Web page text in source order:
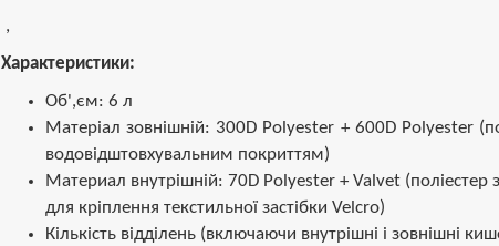
,
Характеристики:
Об',єм: 6 л
Матеріал зовнішній: 300D Polyester + 600D Polyester
водовідштовхувальним покриттям)
Материал внутрішній: 70D Polyester + Valvet
для кріплення текстильної застібки Velcro)
Кількість відділень (включаючи внутрішні і зовнішні